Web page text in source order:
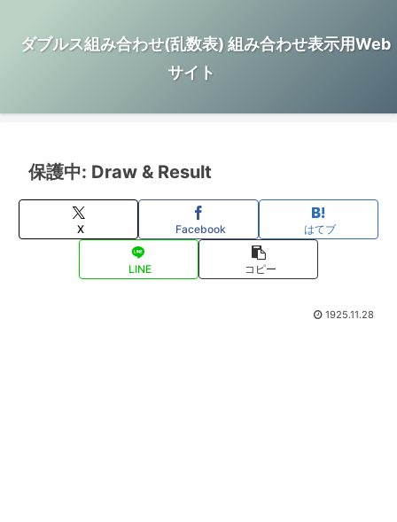
ダブルス組み合わせ(乱数表) 組み合わせ表示用Web
サイト
保護中: Draw & Result
X Facebook はてブ
LINE コピー
1925.11.28